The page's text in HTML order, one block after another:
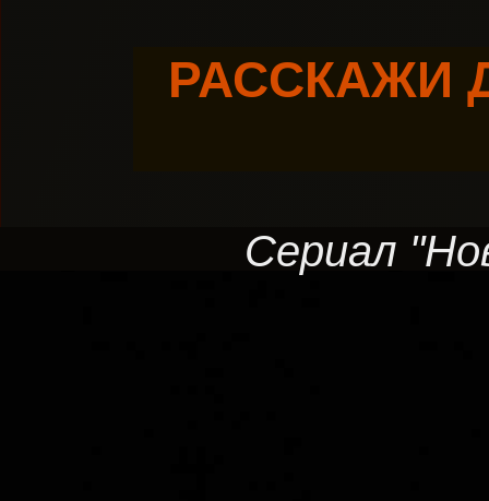
РАССКАЖИ
Сериал